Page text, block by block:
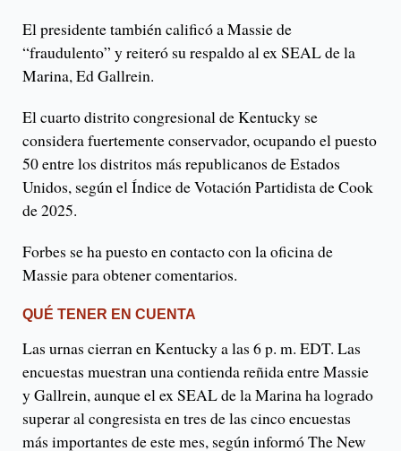
El presidente también calificó a Massie de
“fraudulento” y reiteró su respaldo al ex SEAL de la
Marina, Ed Gallrein.
El cuarto distrito congresional de Kentucky se
considera fuertemente conservador, ocupando el puesto
50 entre los distritos más republicanos de Estados
Unidos, según el Índice de Votación Partidista de Cook
de 2025.
Forbes se ha puesto en contacto con la oficina de
Massie para obtener comentarios.
QUÉ TENER EN CUENTA
Las urnas cierran en Kentucky a las 6 p. m. EDT. Las
encuestas muestran una contienda reñida entre Massie
y Gallrein, aunque el ex SEAL de la Marina ha logrado
superar al congresista en tres de las cinco encuestas
más importantes de este mes, según informó The New